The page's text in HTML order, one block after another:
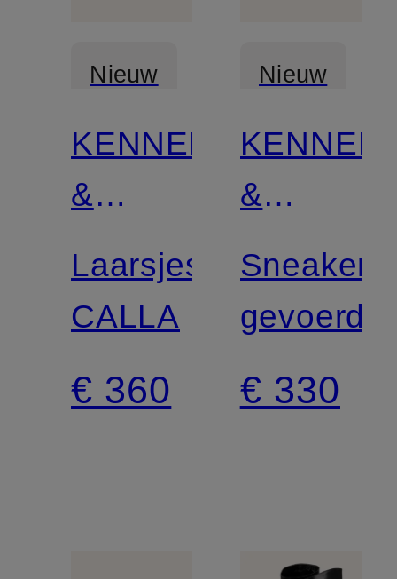
Nieuw
Gecertificeerd
KENNEL
&
SCHMENGER
Laarsjes
CALLA
€ 360
Nieuw
KENNEL
&
Sneakers
gevoerd
€ 330